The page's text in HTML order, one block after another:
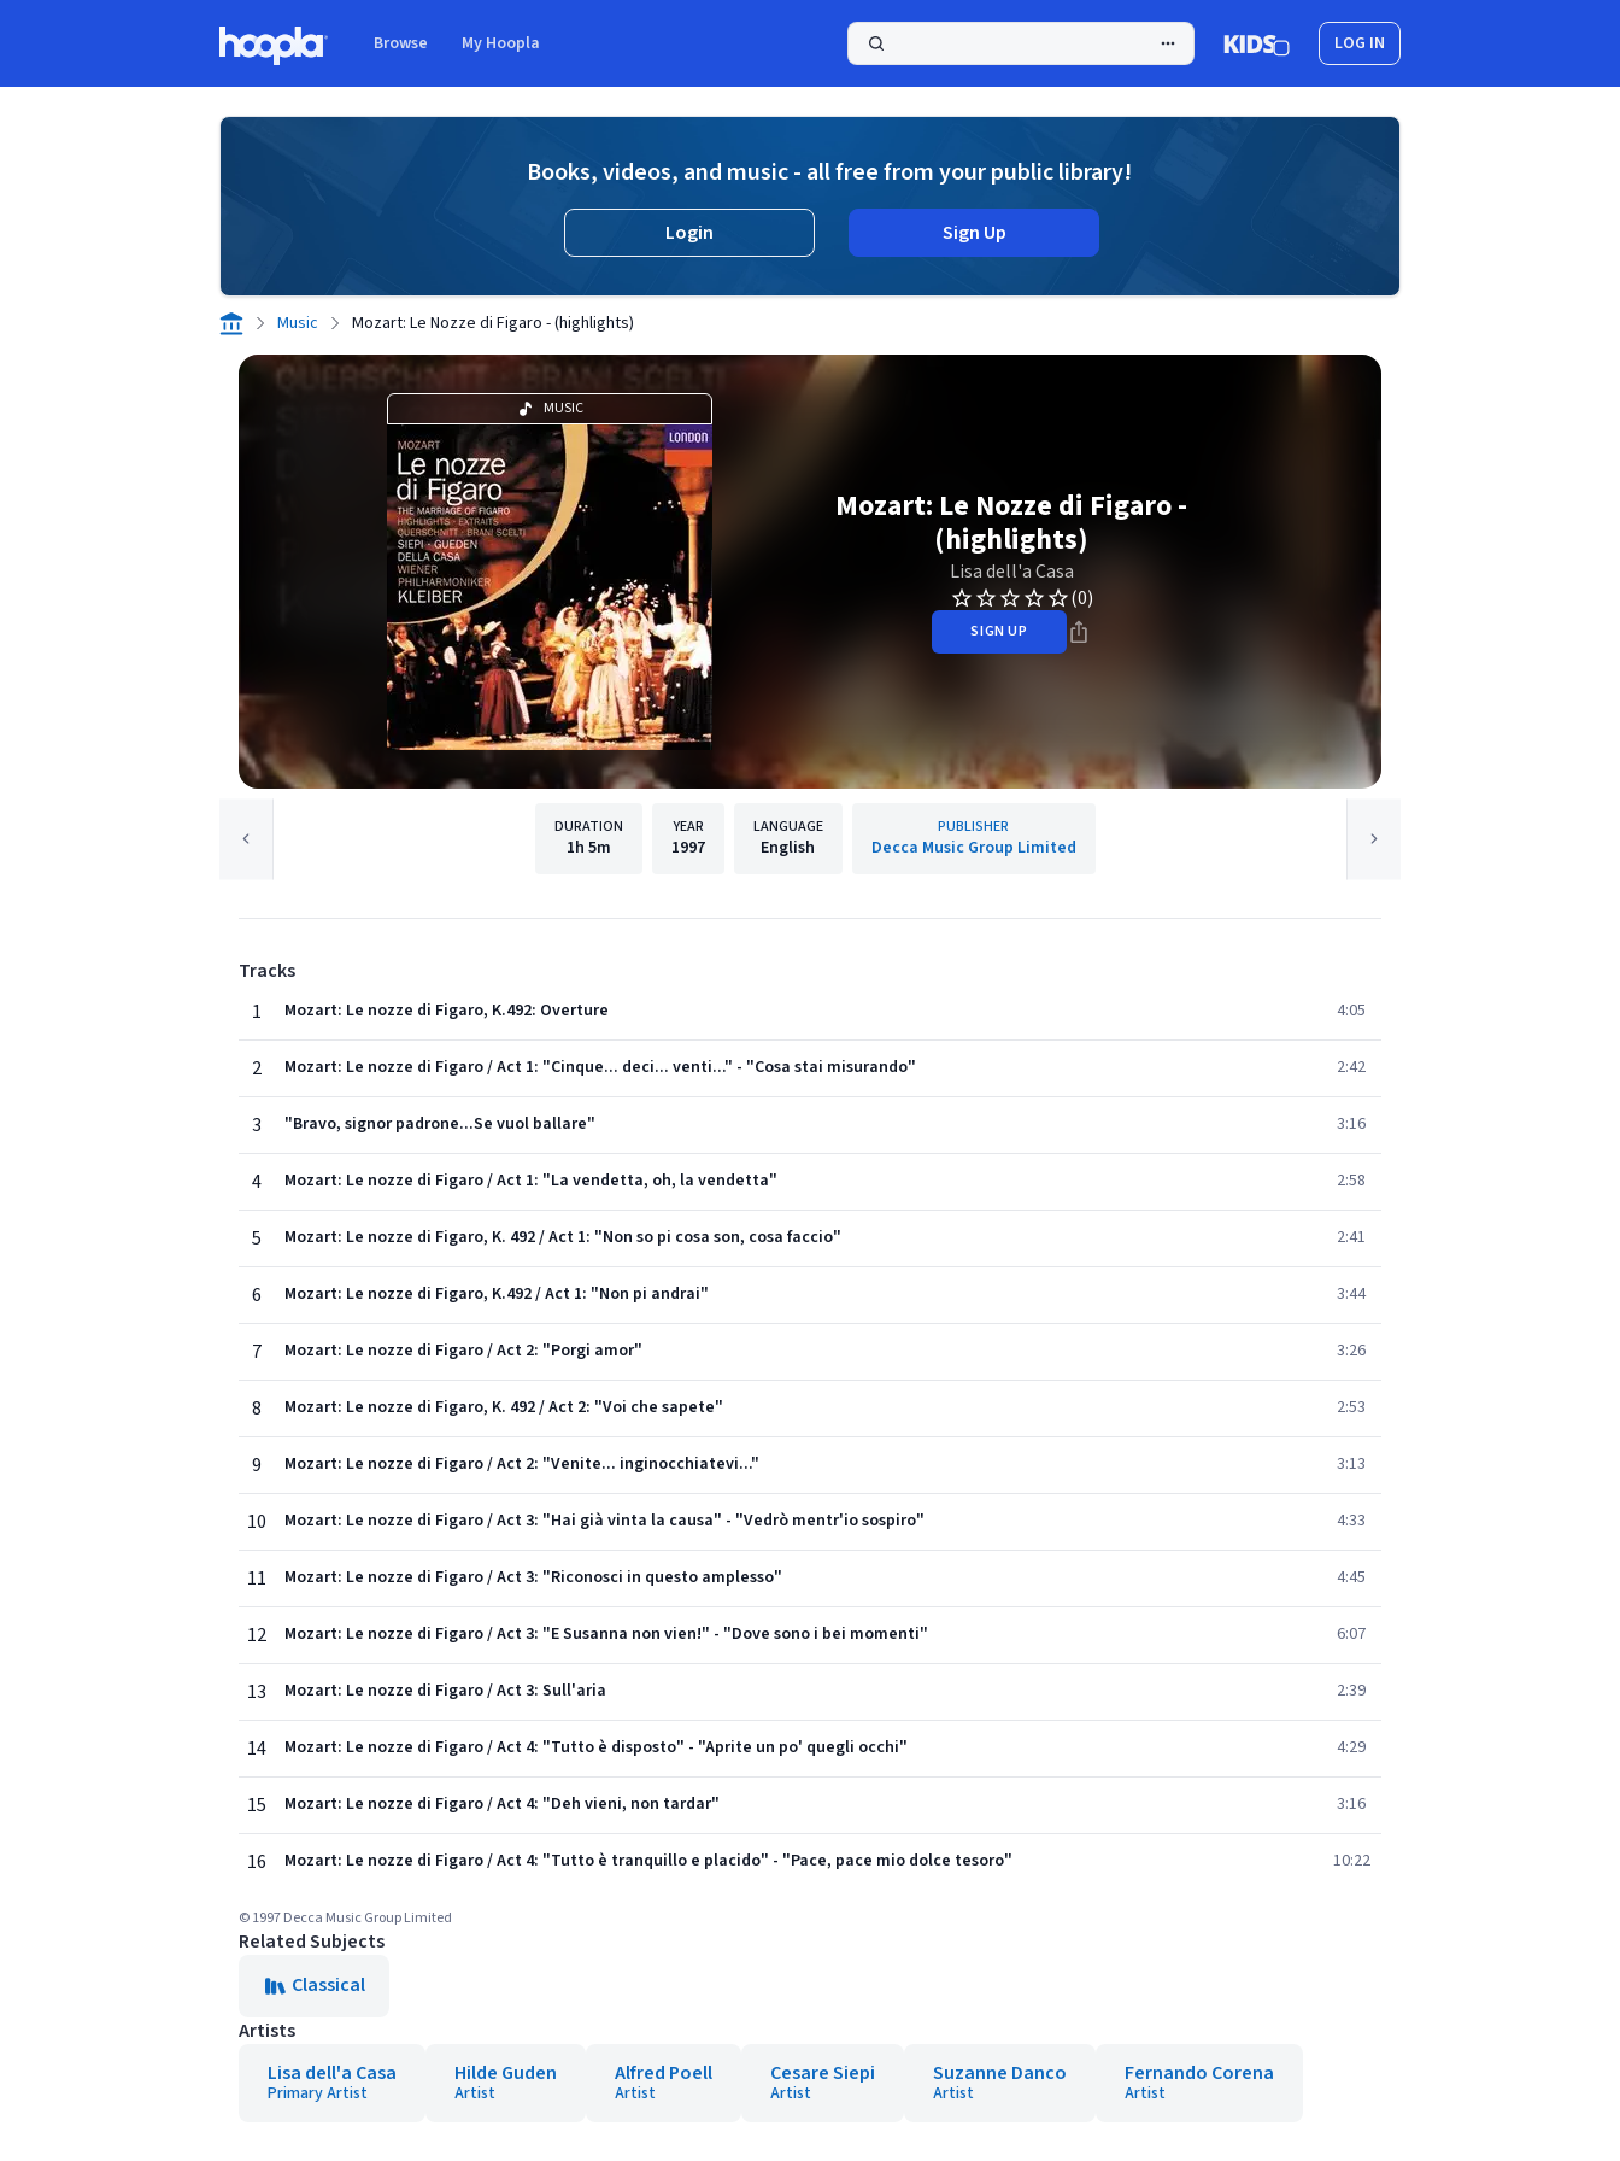
Browse My Hoopla LOG IN
Books, videos, and music - all free from your public library!
Login Sign Up
Music Mozart: Le Nozze di Figaro - (highlights)
MUSIC
Mozart: Le Nozze di Figaro -
(highlights)
Lisa dell'a Casa
(0)
SIGN UP
DURATION
1h 5m
YEAR
1997
LANGUAGE
English
PUBLISHER
Decca Music Group Limited
Tracks
1
Mozart: Le nozze di Figaro, K.492: Overture 4:05
2 Mozart: Le nozze di Figaro / Act 1: "Cinque... deci... venti..." - "Cosa stai misurando" 2:42
3 "Bravo, signor padrone...Se vuol ballare" 3:16
4 Mozart: Le nozze di Figaro / Act 1: "La vendetta, oh, la vendetta" 2:58
5 Mozart: Le nozze di Figaro, K. 492 / Act 1: "Non so pi cosa son, cosa faccio" 2:41
6 Mozart: Le nozze di Figaro, K.492 / Act 1: "Non pi andrai" 3:44
7 Mozart: Le nozze di Figaro / Act 2: "Porgi amor" 3:26
8 Mozart: Le nozze di Figaro, K. 492 / Act 2: "Voi che sapete" 2:53
9 Mozart: Le nozze di Figaro / Act 2: "Venite... inginocchiatevi..." 3:13
10 Mozart: Le nozze di Figaro / Act 3: "Hai già vinta la causa" - "Vedrò mentr'io sospiro" 4:33
11 Mozart: Le nozze di Figaro / Act 3: "Riconosci in questo amplesso" 4:45
12 Mozart: Le nozze di Figaro / Act 3: "E Susanna non vien!" - "Dove sono i bei momenti" 6:07
13 Mozart: Le nozze di Figaro / Act 3: Sull'aria 2:39
14 Mozart: Le nozze di Figaro / Act 4: "Tutto è disposto" - "Aprite un po' quegli occhi" 4:29
15 Mozart: Le nozze di Figaro / Act 4: "Deh vieni, non tardar" 3:16
16 Mozart: Le nozze di Figaro / Act 4: "Tutto è tranquillo e placido" - "Pace, pace mio dolce tesoro" 10:22
© 1997 Decca Music Group Limited
Related Subjects
Classical
Artists
Lisa dell'a Casa
Primary Artist
Hilde Guden
Artist
Alfred Poell
Artist
Cesare Siepi
Artist
Suzanne Danco
Artist
Fernando Corena
Artist